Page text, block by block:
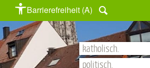
Barrierefreiheit (A)
katholisch.
politisch.